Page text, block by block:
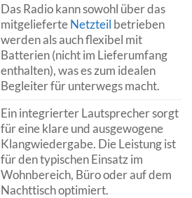
Das Radio kann sowohl über das
mitgelieferteNetzteil betrieben
werden als auch flexibel mit
Batterien (nicht im Lieferumfang
enthalten), was es zum idealen
Begleiter für unterwegs macht.
Ein integrierter Lautsprecher sorgt
für eine klare und ausgewogene
Klangwiedergabe. Die Leistung ist
für den typischen Einsatz im
Wohnbereich, Büro oder auf dem
Nachttisch optimiert.